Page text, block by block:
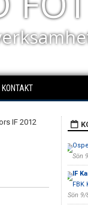
KONTAKT
Sön
IF
FBK
Sön 9/